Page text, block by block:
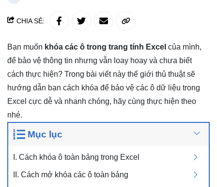
CHIA SẺ:
Bạn muốn khóa các ô trong trang tính Excel của mình,
để bảo vệ thông tin nhưng vẫn loay hoay và chưa biết
cách thực hiện? Trong bài viết này thế giới thủ thuật sẽ
hướng dẫn bạn cách khóa để bảo vệ các ô dữ liệu trong
Excel cực dễ và nhanh chóng, hãy cùng thực hiện theo
nhé.
Mục lục
I. Cách khóa ô toàn bảng trong Excel
II. Cách mở khóa các ô toàn bảng